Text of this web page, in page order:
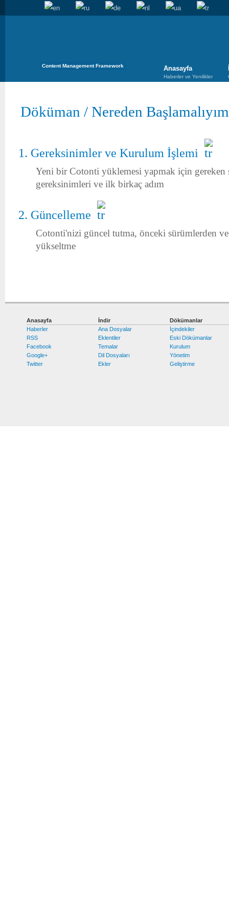
Content Management Framework Anasayfa
Haberler ve Yenilikler
Döküman / Nereden
Gereksinimler ve Kurulum İşlemi
Yeni bir Cotonti yüklemesi yapmak için gereken
gereksinimleri ve ilk birkaç adım
Güncelleme
Cotonti'nizi güncel tutma, önceki sürümlerden
yükseltme
Anasayfa
Haberler
RSS
Facebook
Google+
Twitter
İndir
Ana Dosyalar
Eklentiler
Temalar
Dil Dosyaları
Ekler
Dökümanlar
İçindekiler
Eski Dökümanlar
Kurulum
Yönetim
Geliştirme